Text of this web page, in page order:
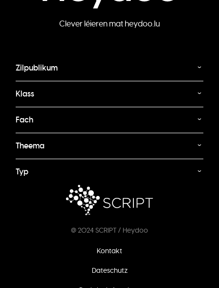
Clever léieren mat heydoo.lu
Zilpublikum
Klass
Fach
Theema
Typ
@ 2024 SCRIPT / Heydoo
Kontakt
Dateschutz